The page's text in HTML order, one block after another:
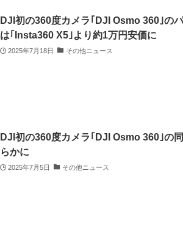
DJI初の360度カメラ｢DJI Osmo 360｣の
は｢Insta360 X5｣より約1万円安価に
2025年7月18日 その他ニュース
DJI初の360度カメラ｢DJI Osmo 360｣の
らかに
2025年7月5日 その他ニュース